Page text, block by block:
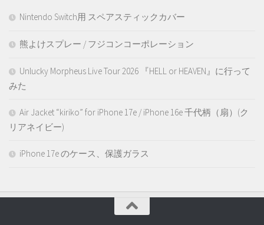
Nintendo Switch用 スペアスティックカバー
熊よけスプレー / フジコンコーポレーション
Unlucky Morpheus Live Tour 2026 『HELL or HEAVEN』に行って
みた
Air Jacket “kiriko” for iPhone 17e / iPhone 16e 千代柄（扇）(ク
リアネイビー)
iPhone 17e のケース、保護ガラス